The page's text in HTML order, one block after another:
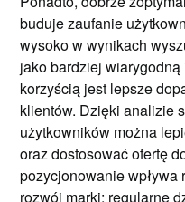
buduje zaufanie
wysoko w wynikach
jako bardziej
korzyścią jest lepsze
klientów. Dzięki analizie
użytkowników można
oraz dostosować ofertę
pozycjonowanie wpływa
rozwój marki; regularne